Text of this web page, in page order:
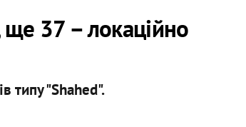
37 – локаційно
типу "Shahed".